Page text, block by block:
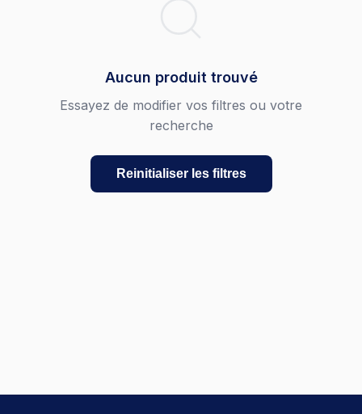
Aucun produit trouvé
Essayez de modifier vos filtres ou votre
recherche
Reinitialiser les filtres